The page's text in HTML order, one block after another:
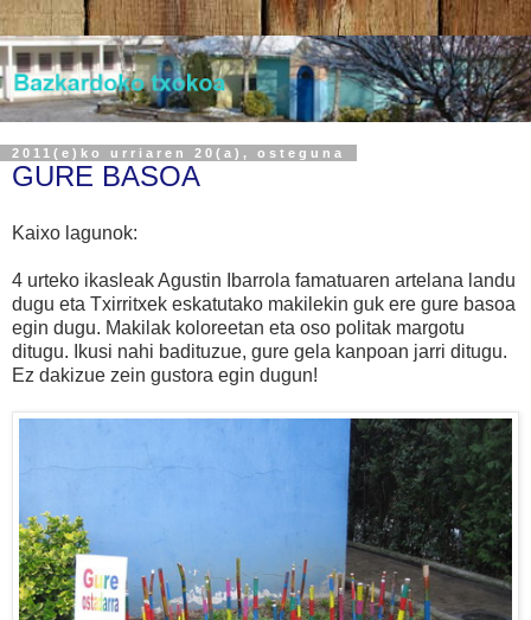
2011(e)ko urriaren 20(a), osteguna
GURE BASOA
Kaixo lagunok:
4 urteko ikasleak Agustin Ibarrola famatuaren artelana landu
dugu eta Txirritxek eskatutako makilekin guk ere gure basoa
egin dugu. Makilak koloreetan eta oso politak margotu
ditugu. Ikusi nahi badituzue, gure gela kanpoan jarri ditugu.
Ez dakizue zein gustora egin dugun!